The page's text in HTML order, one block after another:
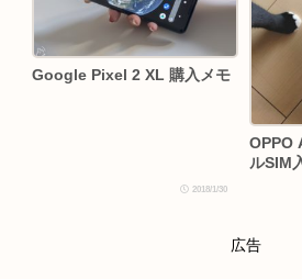
Google Pixel 2 XL 購入メモ
2018/1/30
OPPO
ルSIM
広告